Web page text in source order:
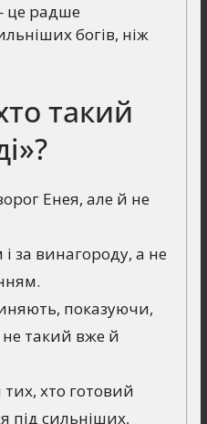
це радше
богів, ніж
такий
Енея, але й не
і за винагороду, а не
показуючи,
такий вже й
хто готовий
під сильніших,